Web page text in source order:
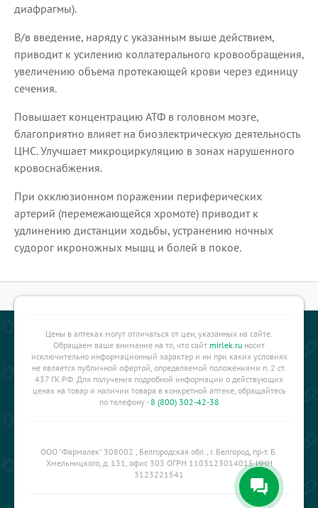
диафрагмы).
В/в введение, наряду с указанным выше действием,
приводит к усилению коллатерального кровообращения,
увеличению объема протекающей крови через единицу
сечения.
Повышает концентрацию АТФ в головном мозге,
благоприятно влияет на биоэлектрическую деятельность
ЦНС. Улучшает микроциркуляцию в зонах нарушенного
кровоснабжения.
При окклюзионном поражении периферических
артерий (перемежающейся хромоте) приводит к
удлинению дистанции ходьбы, устранению ночных
судорог икроножных мышц и болей в покое.
Цены в аптеках могут отличаться от цен, указанных на сайте.
Обращаем ваше внимание на то, что сайт mirlek.ru носит
исключительно информационный характер и ни при каких условиях
не является публичной офертой, определяемой положениями п. 2 ст.
437 ГК РФ. Для получения подробной информации о действующих
ценах на товар и наличии товара в конкретной аптеке, обращайтесь
по телефону -8 (800) 302-42-38
ООО "Фармалек" 308002 , Белгородская обл., г. Белгород, пр-т. Б.
Хмельницкого, д. 131, офис 303 ОГРН 1103123014015 ИНН
3123221541